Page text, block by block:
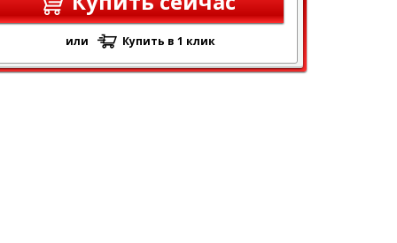
или Купить в 1 клик